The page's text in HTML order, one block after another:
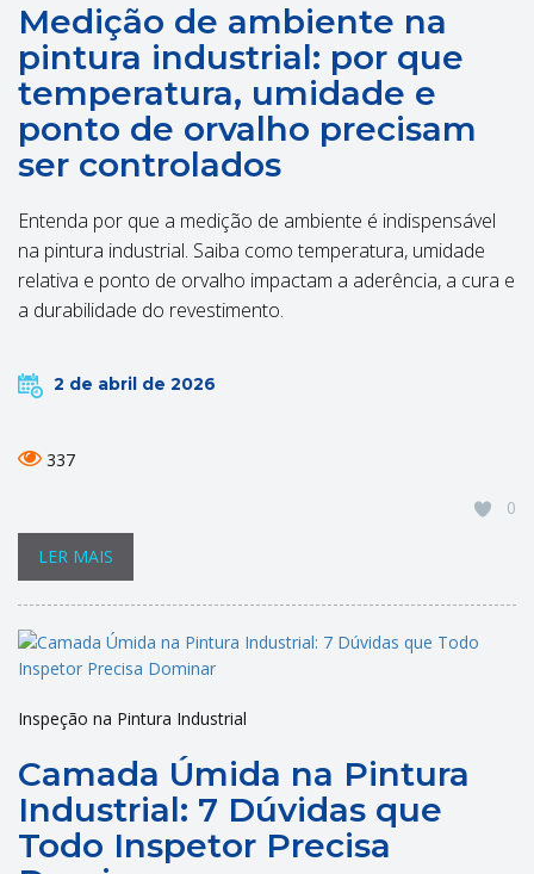
Medição de ambiente na
pintura industrial: por que
temperatura, umidade e
ponto de orvalho precisam
ser controlados
Entenda por que a medição de ambiente é indispensável
na pintura industrial. Saiba como temperatura, umidade
relativa e ponto de orvalho impactam a aderência, a cura e
a durabilidade do revestimento.
2 de abril de 2026
337
0
LER MAIS
Inspeção na Pintura Industrial
Camada Úmida na Pintura
Industrial: 7 Dúvidas que
Todo Inspetor Precisa